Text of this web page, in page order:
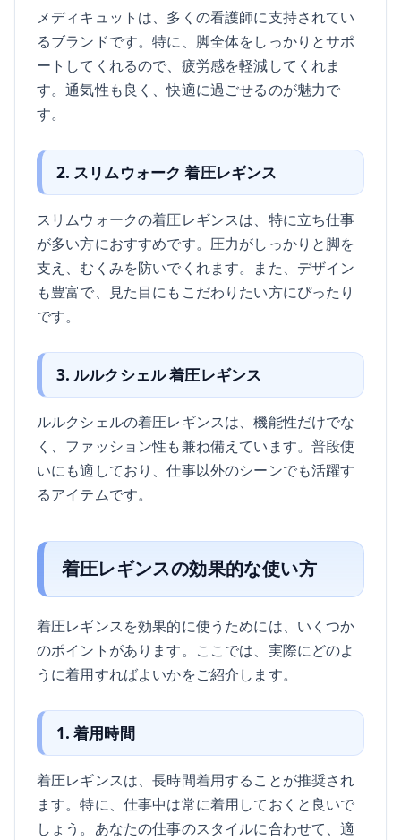
メディキュットは、多くの看護師に支持されてい
るブランドです。特に、脚全体をしっかりとサポ
ートしてくれるので、疲労感を軽減してくれま
す。通気性も良く、快適に過ごせるのが魅力で
す。
2. スリムウォーク 着圧レギンス
スリムウォークの着圧レギンスは、特に立ち仕事
が多い方におすすめです。圧力がしっかりと脚を
支え、むくみを防いでくれます。また、デザイン
も豊富で、見た目にもこだわりたい方にぴったり
です。
3. ルルクシェル 着圧レギンス
ルルクシェルの着圧レギンスは、機能性だけでな
く、ファッション性も兼ね備えています。普段使
いにも適しており、仕事以外のシーンでも活躍す
るアイテムです。
着圧レギンスの効果的な使い方
着圧レギンスを効果的に使うためには、いくつか
のポイントがあります。ここでは、実際にどのよ
うに着用すればよいかをご紹介します。
1. 着用時間
着圧レギンスは、長時間着用することが推奨され
ます。特に、仕事中は常に着用しておくと良いで
しょう。あなたの仕事のスタイルに合わせて、適